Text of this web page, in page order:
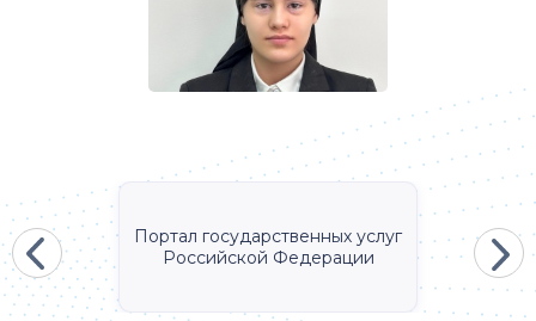
Портал государственных услуг
Российской Федерации